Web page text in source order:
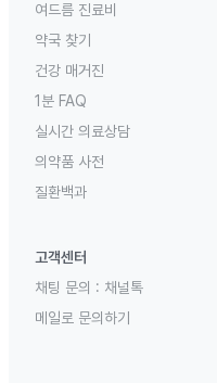
여드름 진료비
약국 찾기
건강 매거진
1분 FAQ
실시간 의료상담
의약품 사전
질환백과
고객센터
채팅 문의 : 채널톡
메일로 문의하기